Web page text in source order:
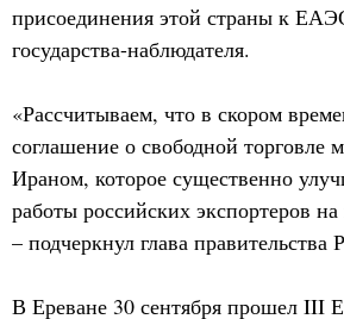
присоединения этой страны к
государства-наблюдателя.
«Рассчитываем, что в скором
соглашение о свободной
Ираном, которое существенно
работы российских экспортеров
– подчеркнул глава правительства
В Ереване 30 сентября прошел III